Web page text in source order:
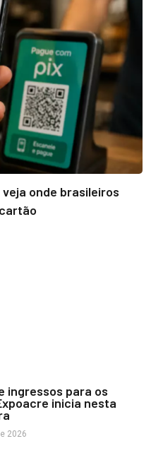
onde brasileiros
ingressos para os
inicia nesta
2026